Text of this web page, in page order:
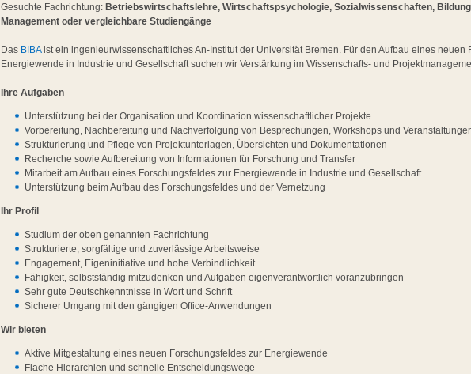
Gesuchte Fachrichtung:Betriebswirtschaftslehre, Wirtschaftspsychologie, Sozialwissenschaften,
Management oder vergleichbare Studiengänge
Das BIBAist ein ingenieurwissenschaftliches An-Institut der Universität Bremen. Für den Aufbau eines neuen
Energiewende in Industrie und Gesellschaft suchen wir Verstärkung im Wissenschafts- und
Ihre Aufgaben
Unterstützung bei der Organisation und Koordination wissenschaftlicher Projekte
Vorbereitung, Nachbereitung und Nachverfolgung von Besprechungen, Workshops und
Strukturierung und Pflege von Projektunterlagen, Übersichten und Dokumentationen
Recherche sowie Aufbereitung von Informationen für Forschung und Transfer
Mitarbeit am Aufbau eines Forschungsfeldes zur Energiewende in Industrie und Gesellschaft
Unterstützung beim Aufbau des Forschungsfeldes und der Vernetzung
Ihr Profil
Studium der oben genannten Fachrichtung
Strukturierte, sorgfältige und zuverlässige Arbeitsweise
Engagement, Eigeninitiative und hohe Verbindlichkeit
Fähigkeit, selbstständig mitzudenken und Aufgaben eigenverantwortlich voranzubringen
Sehr gute Deutschkenntnisse in Wort und Schrift
Sicherer Umgang mit den gängigen Office-Anwendungen
Wir bieten
Aktive Mitgestaltung eines neuen Forschungsfeldes zur Energiewende
Flache Hierarchien und schnelle Entscheidungswege